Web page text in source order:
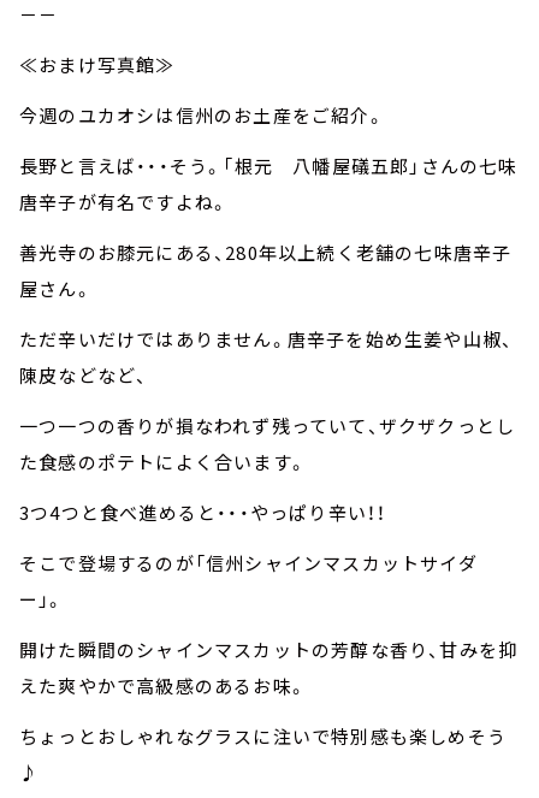
－－
≪おまけ写真館≫
今週のユカオシは信州のお土産をご紹介。
長野と言えば・・・そう。「根元 八幡屋礒五郎」さんの七味
唐辛子が有名ですよね。
善光寺のお膝元にある、280年以上続く老舗の七味唐辛子
屋さん。
ただ辛いだけではありません。唐辛子を始め生姜や山椒、
陳皮などなど、
一つ一つの香りが損なわれず残っていて、ザクザクっとし
た食感のポテトによく合います。
3つ4つと食べ進めると・・・やっぱり辛い！！
そこで登場するのが「信州シャインマスカットサイダ
ー」。
開けた瞬間のシャインマスカットの芳醇な香り、甘みを抑
えた爽やかで高級感のあるお味。
ちょっとおしゃれなグラスに注いで特別感も楽しめそう
♪